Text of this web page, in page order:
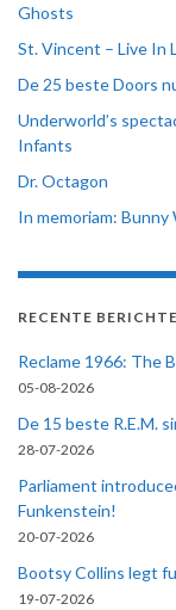
Ghosts
St. Vincent – Live In
De 25 beste Doors
Underworld’s
Infants
Dr. Octagon
In memoriam: Bunny
RECENTE
Reclame 1966: The
05-08-2026
De 15 beste R.E.M.
28-07-2026
Parliament
Funkenstein!
20-07-2026
Bootsy Collins legt
19-07-2026